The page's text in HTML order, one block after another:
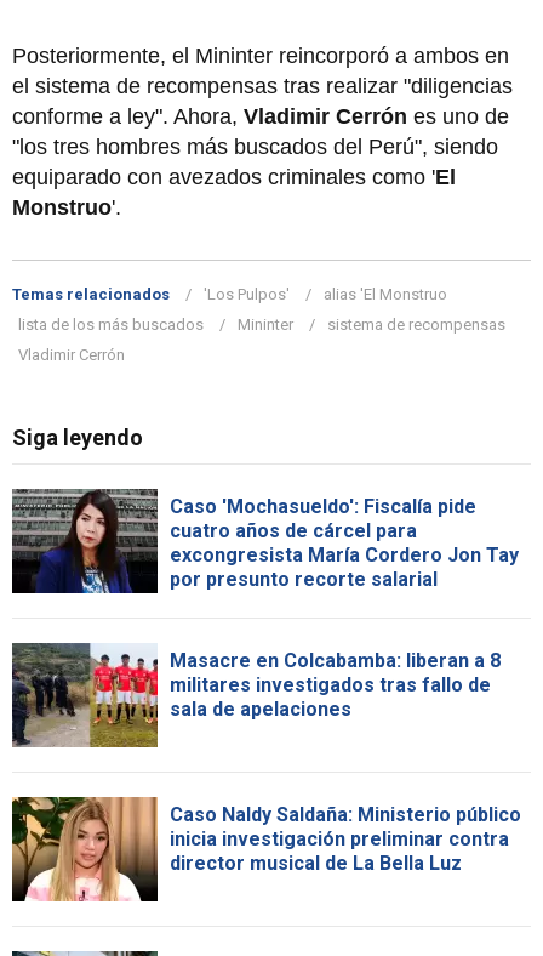
Posteriormente, el Mininter reincorporó a ambos en
el sistema de recompensas tras realizar "diligencias
conforme a ley". Ahora, Vladimir Cerrón es uno de
"los tres hombres más buscados del Perú", siendo
equiparado con avezados criminales como 'El
Monstruo'.
Temas relacionados 'Los Pulpos'
alias 'El Monstruo
lista de los más buscados
Mininter
sistema de recompensas
Vladimir Cerrón
Siga leyendo
Caso 'Mochasueldo': Fiscalía pide
cuatro años de cárcel para
excongresista María Cordero Jon Tay
por presunto recorte salarial
Masacre en Colcabamba: liberan a 8
militares investigados tras fallo de
sala de apelaciones
Caso Naldy Saldaña: Ministerio público
inicia investigación preliminar contra
director musical de La Bella Luz